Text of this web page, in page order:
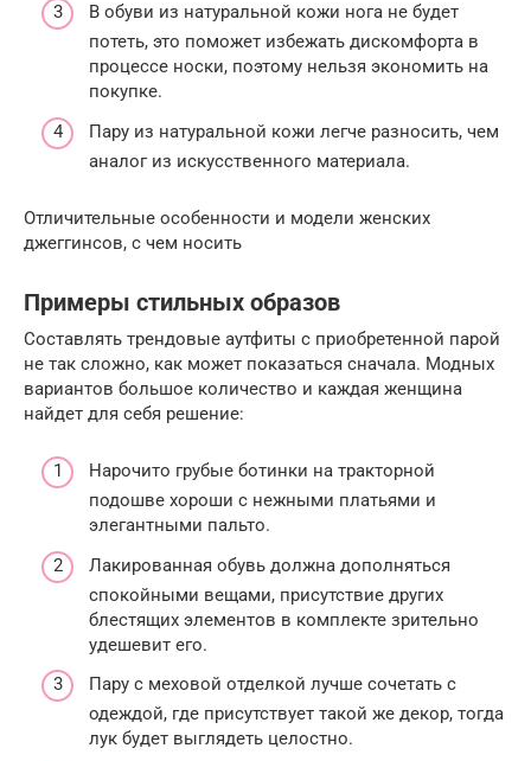
В обуви из натуральной кожи нога не будет
потеть, это поможет избежать дискомфорта в
процессе носки, поэтому нельзя экономить на
покупке.
Пару из натуральной кожи легче разносить, чем
аналог из искусственного материала.
Отличительные особенности и модели женских
джеггинсов, с чем носить
Примеры стильных образов
Составлять трендовые аутфиты с приобретенной парой
не так сложно, как может показаться сначала. Модных
вариантов большое количество и каждая женщина
найдет для себя решение:
Нарочито грубые ботинки на тракторной
подошве хороши с нежными платьями и
элегантными пальто.
Лакированная обувь должна дополняться
спокойными вещами, присутствие других
блестящих элементов в комплекте зрительно
удешевит его.
Пару с меховой отделкой лучше сочетать с
одеждой, где присутствует такой же декор, тогда
лук будет выглядеть целостно.